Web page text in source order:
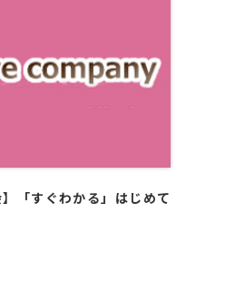
「すぐわかる」はじめて